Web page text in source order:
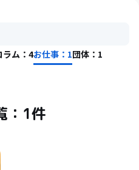
ラム：4お仕事：1団体：1
：1件